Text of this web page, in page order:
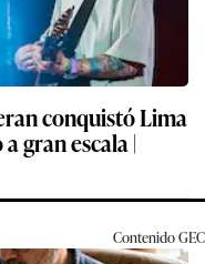
conquistó Lima
gran escala |
ContenidoGEC